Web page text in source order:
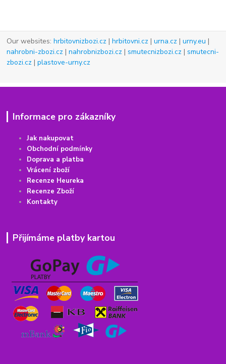
Our websites:hrbitovnizbozi.cz |hrbitovni.cz |urna.cz |urny.eu |
nahrobni-zbozi.cz |nahrobnizbozi.cz |smutecnizbozi.cz |smutecni-
zbozi.cz |plastove-urny.cz
Informace pro zákazníky
Jak nakupovat
Obchodní podmínky
Doprava a platba
Vrácení zboží
Recenze Heureka
Recenze Zboží
Kontakty
Přijímáme platby kartou